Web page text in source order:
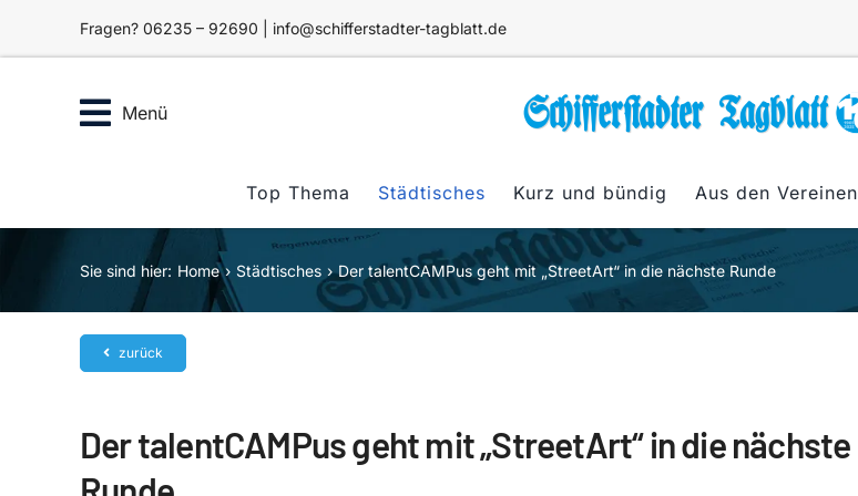
Fragen? 06235 – 92690 | info@schifferstadter-tagblatt.de
Menü
Top Thema Städtisches Kurz und bündig Aus den Vereinen
Sie sind hier: Home Städtisches Der talentCAMPus geht mit „StreetArt“ in die nächste Runde
zurück
Der talentCAMPus geht mit „StreetArt“ in die nächste